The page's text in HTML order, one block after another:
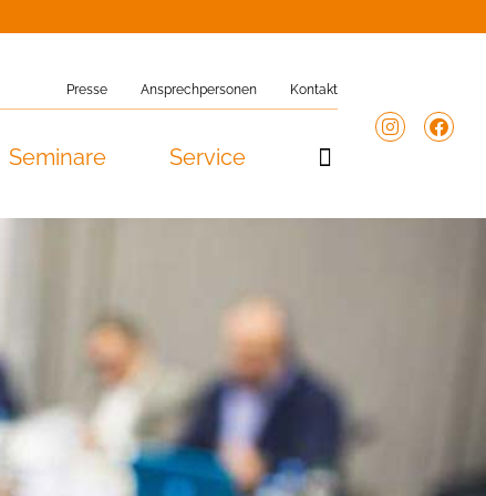
Presse Ansprechpersonen Kontakt
Seminare Service